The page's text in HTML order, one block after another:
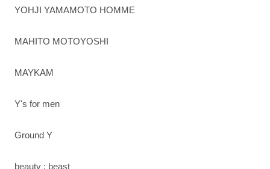
YOHJI YAMAMOTO HOMME
MAHITO MOTOYOSHI
MAYKAM
Y's for men
Ground Y
beauty : beast